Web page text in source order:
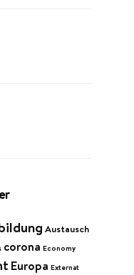
Austausch
corona Economy
Europa Externat